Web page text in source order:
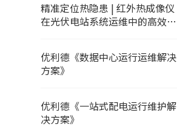
精准定位热隐患 | 红外热成像仪
在光伏电站系统运维中的高效应
优利德《数据中心运行运维解决
方案》
优利德《一站式配电运行维护解
决方案》